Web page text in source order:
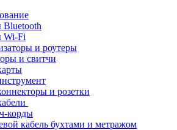
Bluetooth
Wi-Fi
и роутеры
и свитчи
и розетки
корды
кабель бухтами и метражом